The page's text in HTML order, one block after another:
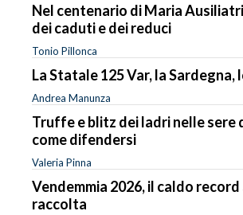
Nel centenario di Maria
dei caduti e dei reduci
Tonio Pillonca
La Statale 125 Var, la Sardegna,
Andrea Manunza
Truffe e blitz dei ladri nelle sere
come difendersi
Valeria Pinna
Vendemmia 2026, il caldo
raccolta